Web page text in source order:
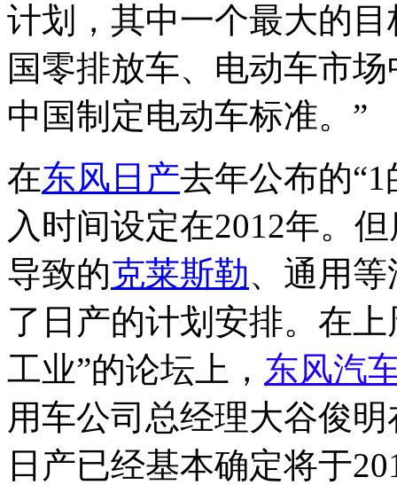
计划，其中一个最大的
国零排放车、电动车市
中国制定电动车标准。”
在东风日产去年公布的
入时间设定在2012年。
导致的克莱斯勒、通用
了日产的计划安排。在
工业”的论坛上， 东风汽
用车公司总经理大谷俊
日产已经基本确定将于